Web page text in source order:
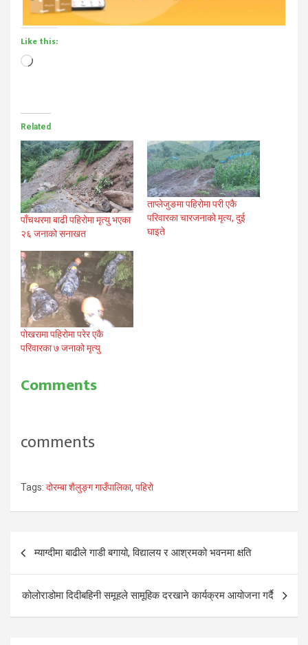
Like this:
Loading…
Related
पाँचथरमा बाढी पहिरोमा मृत्यु भएका
२६ जनाको सनाखत
ताप्लेजुङमा पहिरोमा परी एकै
परिवारका चारजनाको मृत्य, दुई
घाइते
पोखरामा पहिरोमा परेर एकै
परिवारका ७ जनाको मृत्यु
Comments
comments
Tags: दोरम्बा शैलुङ्ग गाउँपालिका, पहिरो
Post
navigation
म्याग्दीमा बाढीले गाडी बगायो, विद्यालय र आश्रमको भवनमा क्षति
कोलोराडोमा दिदीबहिनी समूहले सामूहिक दरखाने कार्यक्रम आयोजना गर्दै